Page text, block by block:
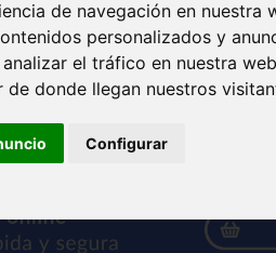
de navegación en nuestra
personalizados y
el tráfico en nuestra
de donde llegan nuestros
Configurar